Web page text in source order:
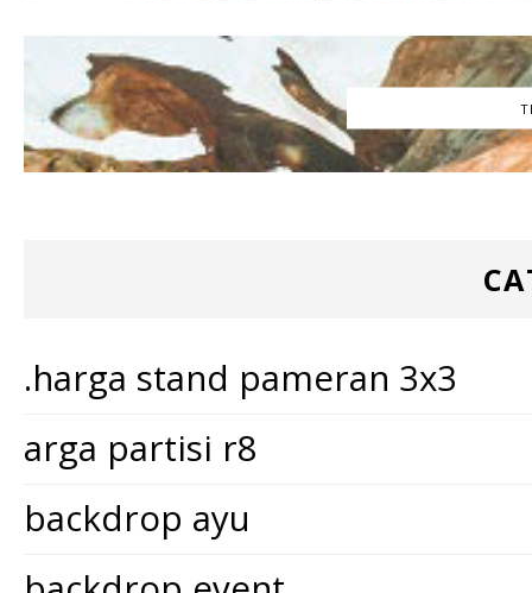
.harga stand pameran 3x3
arga partisi r8
backdrop ayu